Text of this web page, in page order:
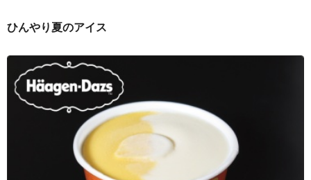
沖縄県宜野湾市野嵩１丁目
沖縄県宜野湾市野嵩３丁目
沖縄県宜野湾市野嵩４丁目
沖縄県宜野湾市普天間
沖縄県宜野湾市普天間１丁目
沖縄県宜野湾市普天間２丁目
ひんやり夏のアイス